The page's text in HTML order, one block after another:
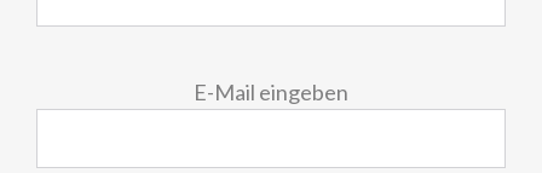
E-Mail eingeben